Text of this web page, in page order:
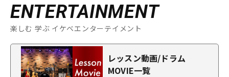
ENTERTAINMENT
楽しむ 学ぶ イケベエンターテイメント
レッスン動画/ドラム
MOVIE一覧